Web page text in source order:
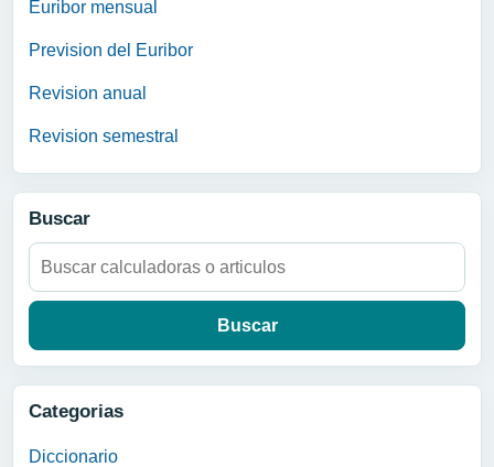
Euribor mensual
Prevision del Euribor
Revision anual
Revision semestral
Buscar
Buscar:
Categorias
Diccionario